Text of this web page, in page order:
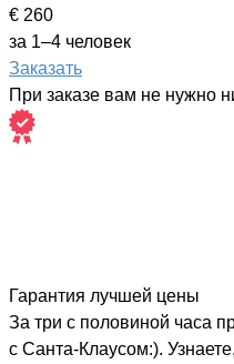
€ 260
за 1–4 человек
Заказать
При заказе вам не нужно
Гарантия лучшей цены
За три с половиной часа
с Санта-Клаусом:).